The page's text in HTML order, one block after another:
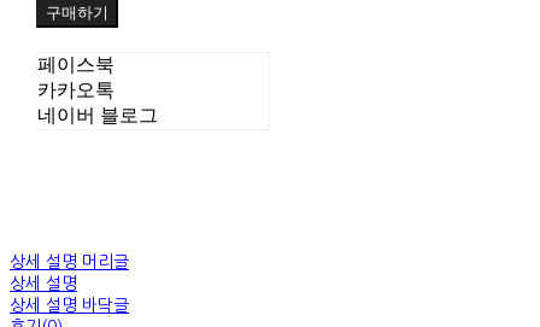
구매하기
페이스북
카카오톡
네이버 블로그
상세 설명 머리글
상세 설명
상세 설명 바닥글